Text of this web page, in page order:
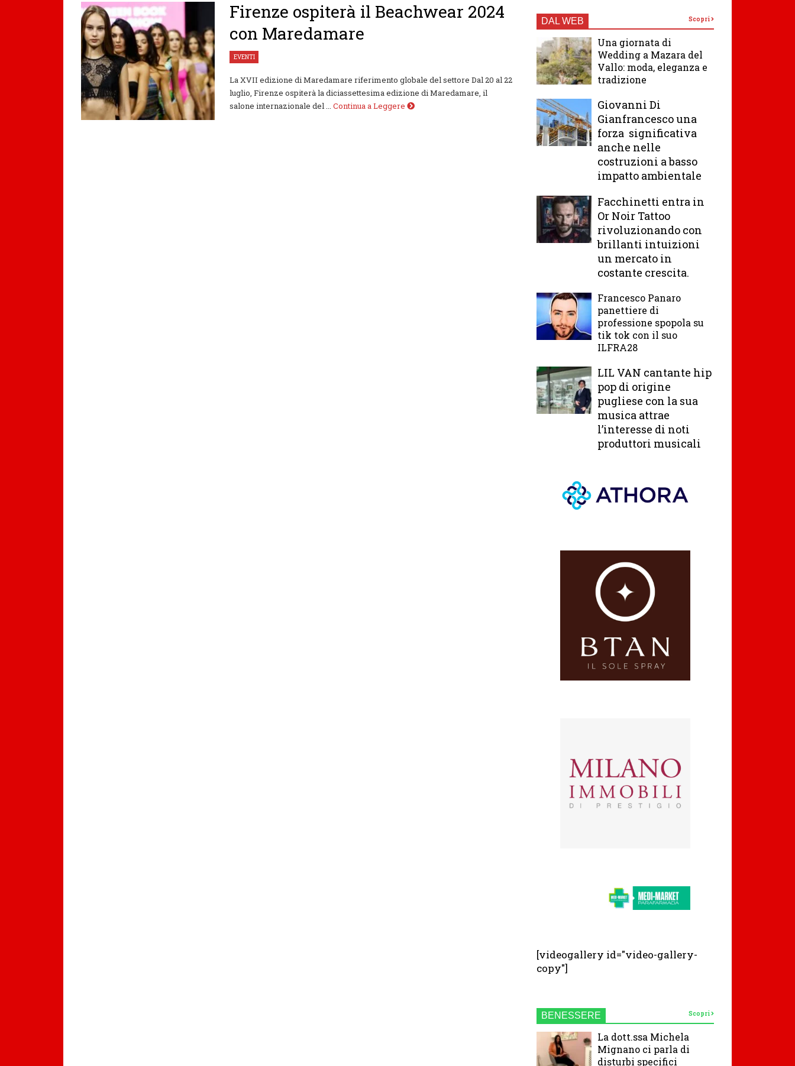
Firenze ospiterà il Beachwear 2024
con Maredamare
EVENTI
La XVII edizione di Maredamare riferimento globale del settore Dal 20 al 22
luglio, Firenze ospiterà la diciassettesima edizione di Maredamare, il
salone internazionale del ... Continua a Leggere
DAL WEB Scopri
Una giornata di
Wedding a Mazara del
Vallo: moda, eleganza e
tradizione
Giovanni Di
Gianfrancesco una
forza significativa
anche nelle
costruzioni a basso
impatto ambientale
Facchinetti entra in
Or Noir Tattoo
rivoluzionando con
brillanti intuizioni
un mercato in
costante crescita.
Francesco Panaro
panettiere di
professione spopola su
tik tok con il suo
ILFRA28
LIL VAN cantante hip
pop di origine
pugliese con la sua
musica attrae
l’interesse di noti
produttori musicali
[videogallery id="video-gallery-
copy"]
BENESSERE Scopri
La dott.ssa Michela
Mignano ci parla di
disturbi specifici